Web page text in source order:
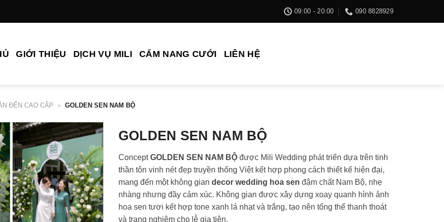
09:00 - 20:00 090 8828929
GIỚI THIỆU DỊCH VỤ MILI CẨM NANG CƯỚI LIÊN HỆ
ĐẾN CAO CẤP » GOLDEN SEN NAM BỘ
GOLDEN SEN NAM BỘ
ConceptGOLDEN SEN NAM BỘ được Mili Wedding phát triển dựa trên tinh
thần tôn vinh nét đẹp truyền thống Việt kết hợp phong cách thiết kế hiện đại,
mang đến một không gian decor wedding hoa sen đậm chất Nam Bộ, nhẹ
nhàng nhưng đầy cảm xúc. Không gian được xây dựng xoay quanh hình ảnh
hoa sen tươi kết hợp tone xanh lá nhạt và trắng, tạo nên tổng thể thanh thoát
và trang nghiêm cho lễ gia tiên.